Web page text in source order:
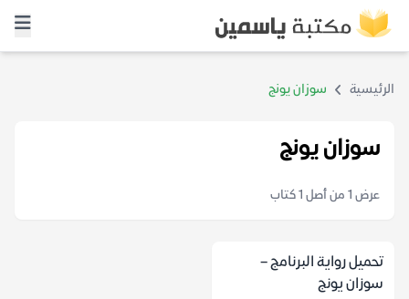
الرئيسية سوزان يونج
سوزان يونج
عرض 1 من أصل 1 كتاب
تحميل رواية البرنامج –
سوزان يونج